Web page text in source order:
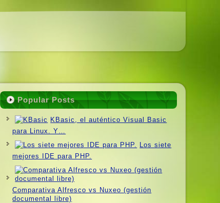
Popular Posts
KBasic, el auténtico Visual Basic
para Linux. Y…
Los siete
mejores IDE para PHP.
Comparativa Alfresco vs Nuxeo (gestión
documental libre)